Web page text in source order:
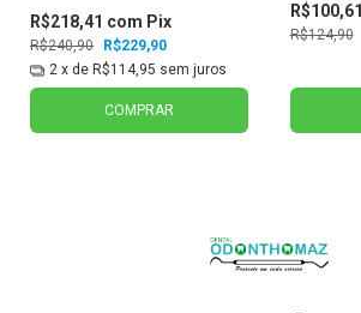
R$240,90 R$229,90
R$218,41 com Pix
2 x de R$114,95 sem juros
COMPRAR
R$124,90
R$100,61